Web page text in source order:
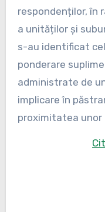
respondenților, în
a unităților și
s-au identificat
ponderare
administrate de
implicare în
proximitatea unor